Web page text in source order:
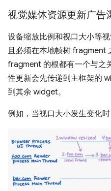
视觉媒体资源更新广告
设备缩放比例和视口大小等
且必须在本地帧树 fragment
fragment 的根都有一个与之
性更新会先传递到主框架的
到其余 widget。
例如，当视口大小发生变化时